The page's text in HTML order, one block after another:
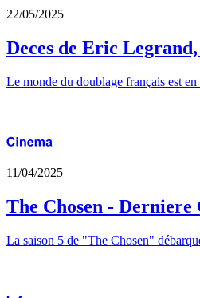
22/05/2025
Deces de Eric
Le monde du doublage français est
11/04/2025
The Chosen - Derniere
La saison 5 de "The Chosen"